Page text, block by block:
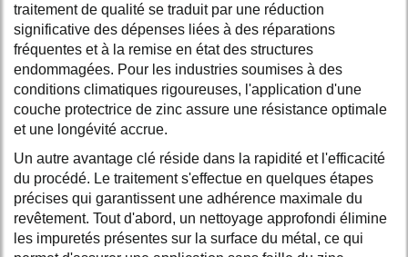
traitement de qualité se traduit par une réduction
significative des dépenses liées à des réparations
fréquentes et à la remise en état des structures
endommagées. Pour les industries soumises à des
conditions climatiques rigoureuses, l'application d'une
couche protectrice de zinc assure une résistance optimale
et une longévité accrue.
Un autre avantage clé réside dans la rapidité et l'efficacité
du procédé. Le traitement s'effectue en quelques étapes
précises qui garantissent une adhérence maximale du
revêtement. Tout d'abord, un nettoyage approfondi élimine
les impuretés présentes sur la surface du métal, ce qui